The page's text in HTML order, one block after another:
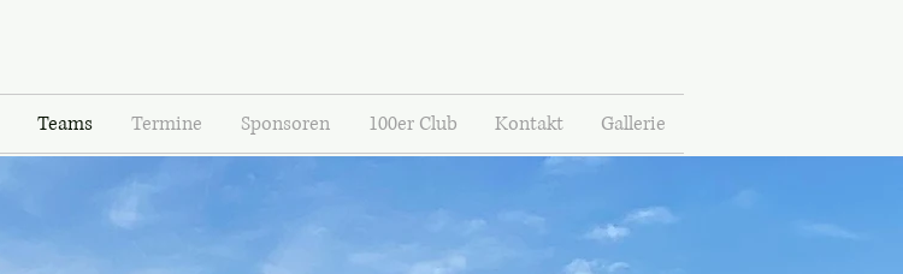
Teams Termine Sponsoren 100er Club Kontakt Gallerie